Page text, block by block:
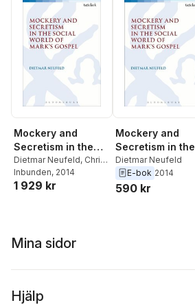
Mockery and
Secretism in the
Social World of
Mark's Gospel
Dietmar Neufeld, Chris
Keith
Inbunden, 2014
1 929 kr
Mockery and
Secretism in the
Social World of
Mark's Gospel
Dietmar Neufeld
E-bok 2014
590 kr
Mina sidor
Hjälp